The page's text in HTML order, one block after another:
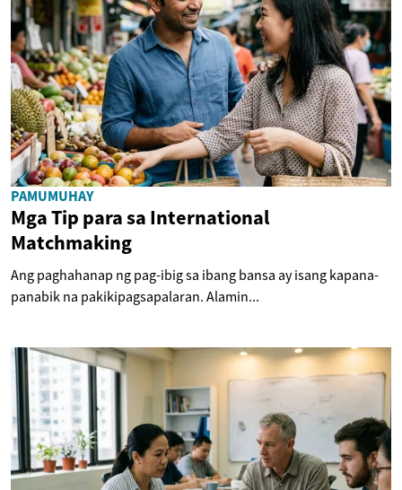
PAMUMUHAY
Mga Tip para sa International
Matchmaking
Ang paghahanap ng pag-ibig sa ibang bansa ay isang kapana-
panabik na pakikipagsapalaran. Alamin...